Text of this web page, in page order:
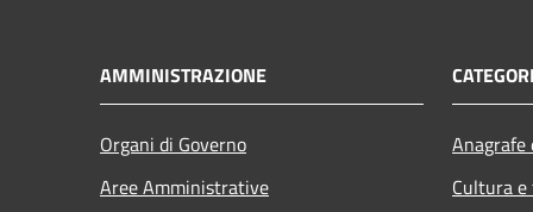
AMMINISTRAZIONE
Organi di Governo
Aree Amministrative
Cultura